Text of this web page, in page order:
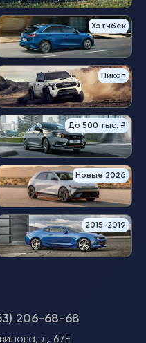
Хэтчбек
Пикап
До 500 тыс. ₽
Новые 2026
2015-2019
206-68-68
д. 67Е